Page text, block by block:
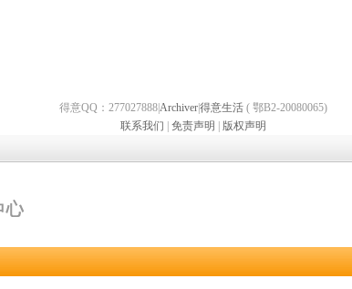
得意QQ：277027888|Archiver得意生活 ( 鄂B2-20080065)
联系我们
免责声明
版权声明